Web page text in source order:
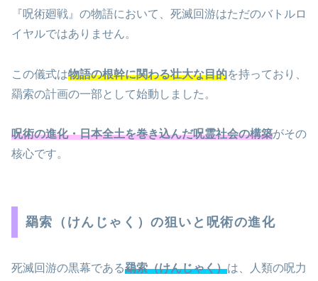
『呪術廻戦』の物語において、死滅回游はただのバトルロ
イヤルではありません。
この儀式は物語の根幹に関わる壮大な目的を持っており、
羂索の計画の一部として始動しました。
呪術の進化・日本全土を巻き込んだ呪霊社会の構築がその
核心です。
羂索（けんじゃく）の狙いと呪術の進化
死滅回游の黒幕である羂索（けんじゃく）は、人類の呪力